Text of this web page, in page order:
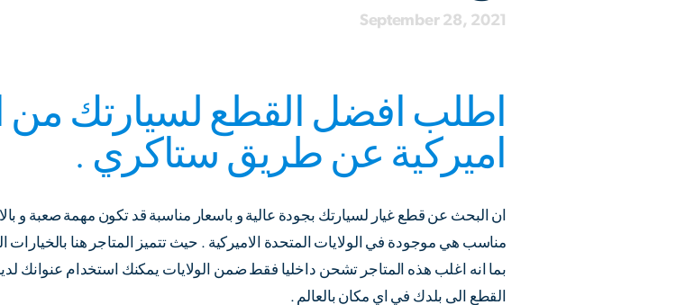
September 28, 2021
اميركية عن طريق ستاكري .
ان البحث عن قطع غيار لسيارتك بجودة عالية و باسعار مناسبة قد تكون مهمة صعبة و
مناسب هي موجودة في الولايات المتحدة الاميركية . حيث تتميز المتاجر هنا بالخيارات
بما انه اغلب هذه المتاجر تشحن داخليا فقط ضمن الولايات يمكنك استخدام عنوانك
القطع الى بلدك في اي مكان بالعالم .